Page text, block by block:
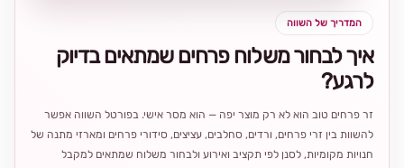
המדריך של השווה
איך לבחור משלוח פרחים שמתאים בדיוק
לרגע?
זר פרחים טוב הוא לא רק מוצר יפה — הוא מסר אישי. בפורטל השווה אפשר
להשוות בין זרי פרחים, ורדים, סחלבים, עציצים, סידורי פרחים ומארזי מתנה של
חנויות מקומיות, לסנן לפי תקציב ואירוע ולבחור משלוח שמתאים למקבל